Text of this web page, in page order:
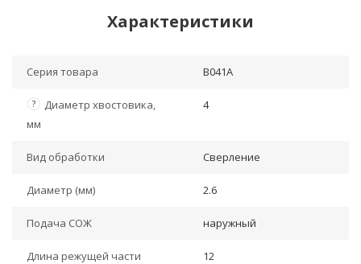
Характеристики
Серия товара B041A
?
Диаметр хвостовика,
мм
4
Вид обработки Сверление
Диаметр (мм) 2.6
Подача СОЖ наружный
Длина режущей части
12